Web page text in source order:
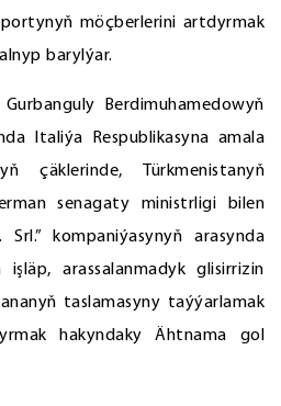
möçberlerini artdyrmak
barylýar.
Berdimuhamedowyň
Italiýa Respublikasyna amala
çäklerinde, Türkmenistanyň
senagaty ministrligi bilen
Srl.” kompaniýasynyň arasynda
arassalanmadyk glisirrizin
taslamasyny taýýarlamak
hakyndaky Ähtnama gol